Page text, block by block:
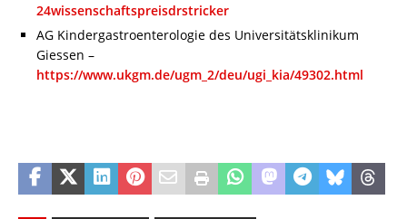
24wissenschaftspreisdrstricker
AG Kindergastroenterologie des Universitätsklinikum
Giessen –
https://www.ukgm.de/ugm_2/deu/ugi_kia/49302.html